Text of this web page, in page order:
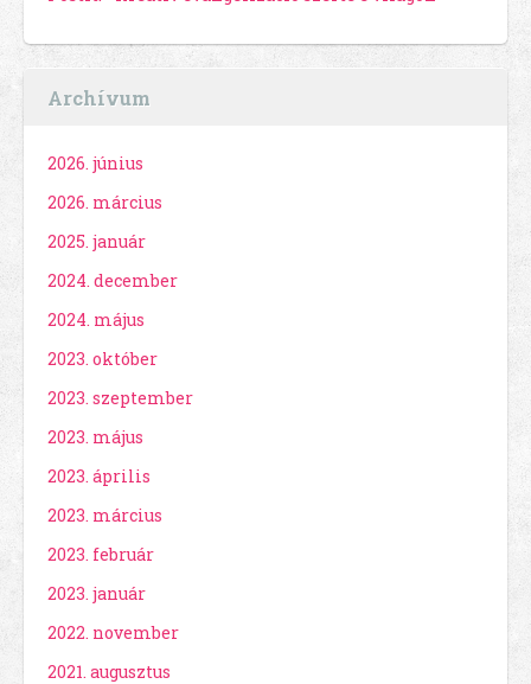
Archívum
2026. június
2026. március
2025. január
2024. december
2024. május
2023. október
2023. szeptember
2023. május
2023. április
2023. március
2023. február
2023. január
2022. november
2021. augusztus